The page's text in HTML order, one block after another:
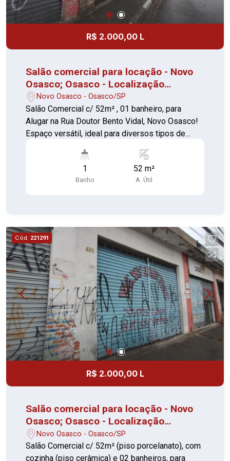
R$ 2.000,00 L
Salão comercial para locação - Novo
Osasco; Osasco - Localização
privilegiada
Novo Osasco - Osasco/SP
Salão Comercial c/ 52m² , 01 banheiro, para
Alugar na Rua Doutor Bento Vidal, Novo Osasco!
Espaço versátil, ideal para diversos tipos de
Localização privilegiada, com grande fluxo de
pessoas e fácil acesso. - Estrutura pronta para
uso, com ótimo potencial para personalização.
1
Banho
52 m²
A. Útil
Cód. 221291
R$ 2.000,00 L
Salão comercial para locação - Novo
Osasco; Osasco - Localização
privilegiada
Novo Osasco - Osasco/SP
Salão Comercial c/ 52m² (piso porcelanato), com
cozinha (piso cerâmica) e 02 banheiros, para